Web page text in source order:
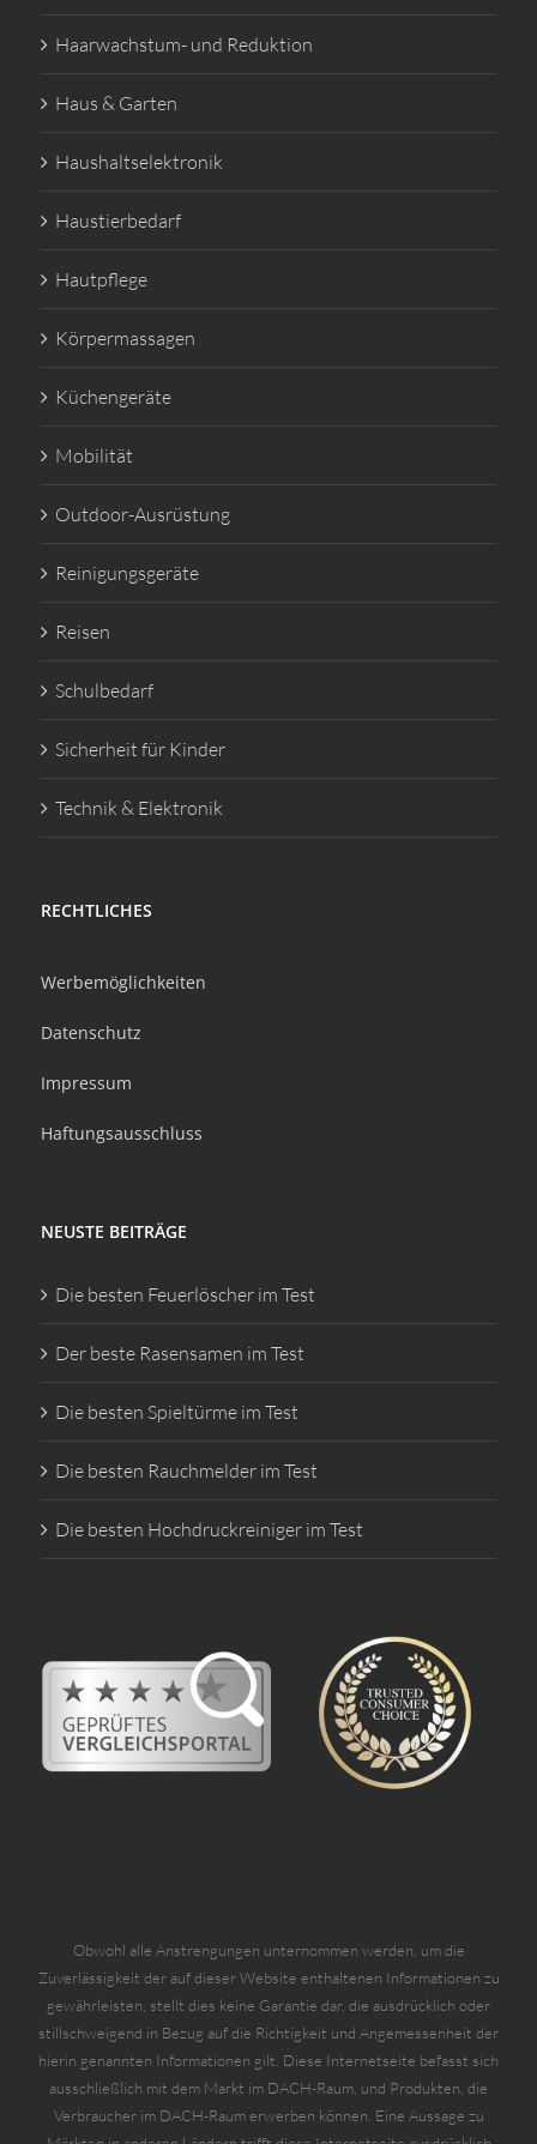
Haarwachstum- und Reduktion
Haus & Garten
Haushaltselektronik
Haustierbedarf
Hautpflege
Körpermassagen
Küchengeräte
Mobilität
Outdoor-Ausrüstung
Reinigungsgeräte
Reisen
Schulbedarf
Sicherheit für Kinder
Technik & Elektronik
RECHTLICHES
Werbemöglichkeiten
Datenschutz
Impressum
Haftungsausschluss
NEUSTE BEITRÄGE
Die besten Feuerlöscher im Test
Der beste Rasensamen im Test
Die besten Spieltürme im Test
Die besten Rauchmelder im Test
Die besten Hochdruckreiniger im Test
Obwohl alle Anstrengungen unternommen werden, um die
Zuverlässigkeit der auf dieser Website enthaltenen Informationen zu
gewährleisten, stellt dies keine Garantie dar, die ausdrücklich oder
stillschweigend in Bezug auf die Richtigkeit und Angemessenheit der
hierin genannten Informationen gilt. Diese Internetseite befasst sich
ausschließlich mit dem Markt im DACH-Raum, und Produkten, die
Verbraucher im DACH-Raum erwerben können. Eine Aussage zu